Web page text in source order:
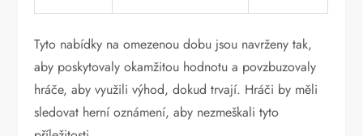
Tyto nabídky na omezenou dobu jsou navrženy tak,
aby poskytovaly okamžitou hodnotu a povzbuzovaly
hráče, aby využili výhod, dokud trvají. Hráči by měli
sledovat herní oznámení, aby nezmeškali tyto